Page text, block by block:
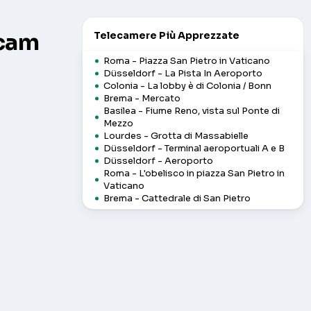
Telecamere Più Apprezzate
Roma - Piazza San Pietro in Vaticano
Düsseldorf - La Pista In Aeroporto
Colonia - La lobby è di Colonia / Bonn
Brema - Mercato
Basilea - Fiume Reno, vista sul Ponte di
Mezzo
Lourdes - Grotta di Massabielle
Düsseldorf - Terminal aeroportuali A e B
Düsseldorf - Aeroporto
Roma - L'obelisco in piazza San Pietro in
Vaticano
Brema - Cattedrale di San Pietro